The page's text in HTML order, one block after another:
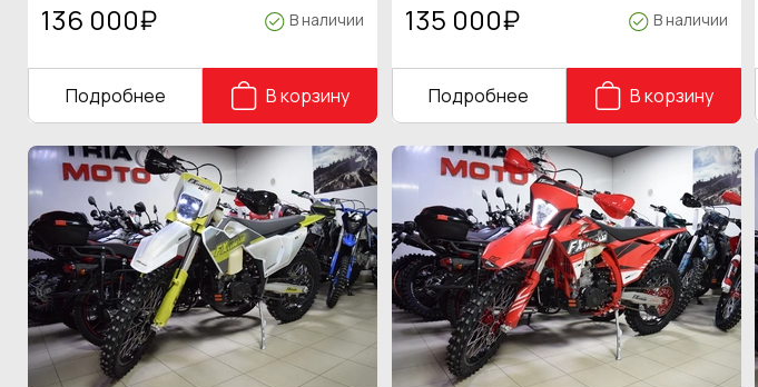
136 000₽ В наличии
Подробнее В корзину
135 000₽ В наличии
Подробнее В корзину